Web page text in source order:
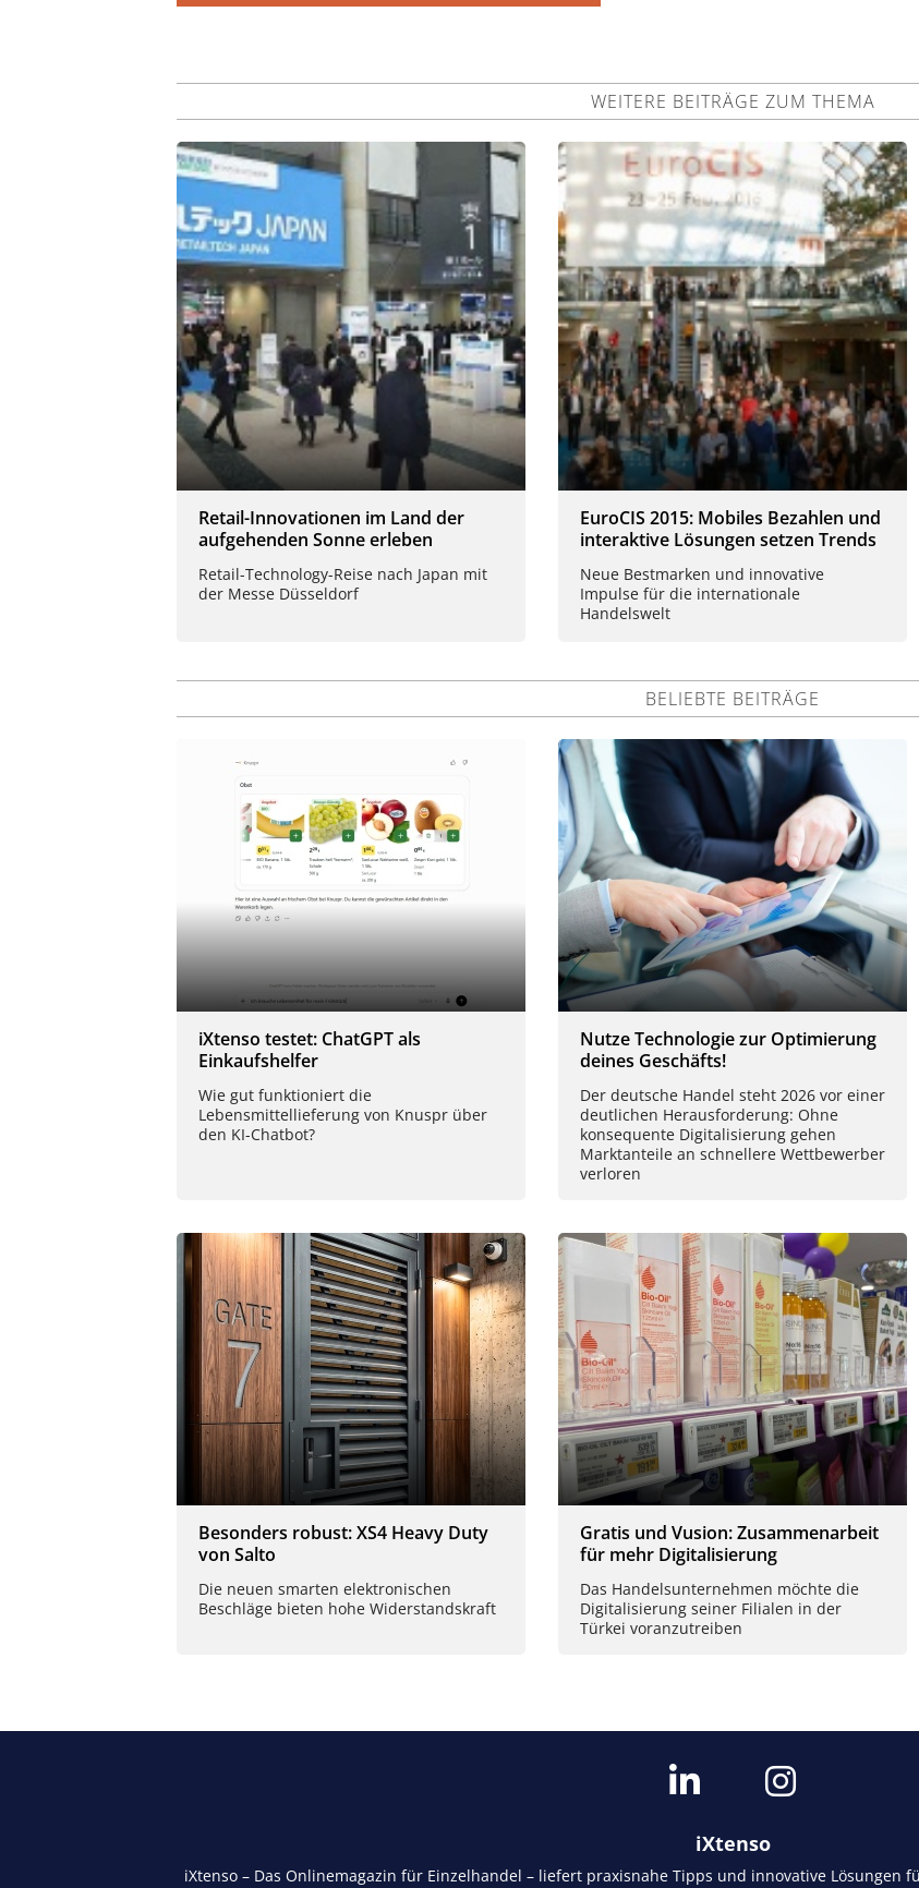
WEITERE BEITRÄGE ZUM THEMA
Retail-Innovationen im Land der
aufgehenden Sonne erleben
Retail-Technology-Reise nach Japan mit
der Messe Düsseldorf
EuroCIS 2015: Mobiles Bezahlen und
interaktive Lösungen setzen Trends
Neue Bestmarken und innovative
Impulse für die internationale
Handelswelt
BELIEBTE BEITRÄGE
iXtenso testet: ChatGPT als
Einkaufshelfer
Wie gut funktioniert die
Lebensmittellieferung von Knuspr über
den KI-Chatbot?
Nutze Technologie zur Optimierung
deines Geschäfts!
Der deutsche Handel steht 2026 vor einer
deutlichen Herausforderung: Ohne
konsequente Digitalisierung gehen
Marktanteile an schnellere Wettbewerber
verloren
Besonders robust: XS4 Heavy Duty
von Salto
Die neuen smarten elektronischen
Beschläge bieten hohe Widerstandskraft
Gratis und Vusion: Zusammenarbeit
für mehr Digitalisierung
Das Handelsunternehmen möchte die
Digitalisierung seiner Filialen in der
Türkei voranzutreiben
iXtenso
iXtenso – Das Onlinemagazin für Einzelhandel – liefert praxisnahe Tipps und innovative Lösungen